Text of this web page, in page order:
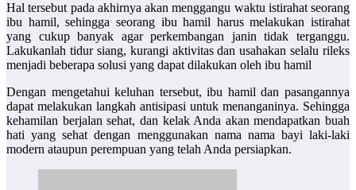
Hal tersebut pada akhirnya akan menggangu waktu istirahat seorang
ibu hamil, sehingga seorang ibu hamil harus melakukan istirahat
yang cukup banyak agar perkembangan janin tidak terganggu.
Lakukanlah tidur siang, kurangi aktivitas dan usahakan selalu rileks
menjadi beberapa solusi yang dapat dilakukan oleh ibu hamil
Dengan mengetahui keluhan tersebut, ibu hamil dan pasangannya
dapat melakukan langkah antisipasi untuk menanganinya. Sehingga
kehamilan berjalan sehat, dan kelak Anda akan mendapatkan buah
hati yang sehat dengan menggunakan nama nama bayi laki-laki
modern ataupun perempuan yang telah Anda persiapkan.